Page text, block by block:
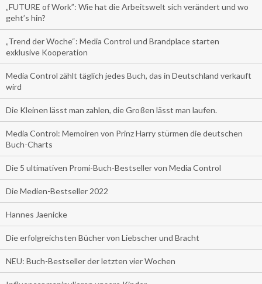
„FUTURE of Work”: Wie hat die Arbeitswelt sich verändert und wo
geht’s hin?
„Trend der Woche“: Media Control und Brandplace starten
exklusive Kooperation
Media Control zählt täglich jedes Buch, das in Deutschland verkauft
wird
Die Kleinen lässt man zahlen, die Großen lässt man laufen.
Media Control: Memoiren von Prinz Harry stürmen die deutschen
Buch-Charts
Die 5 ultimativen Promi-Buch-Bestseller von Media Control
Die Medien-Bestseller 2022
Hannes Jaenicke
Die erfolgreichsten Bücher von Liebscher und Bracht
NEU: Buch-Bestseller der letzten vier Wochen